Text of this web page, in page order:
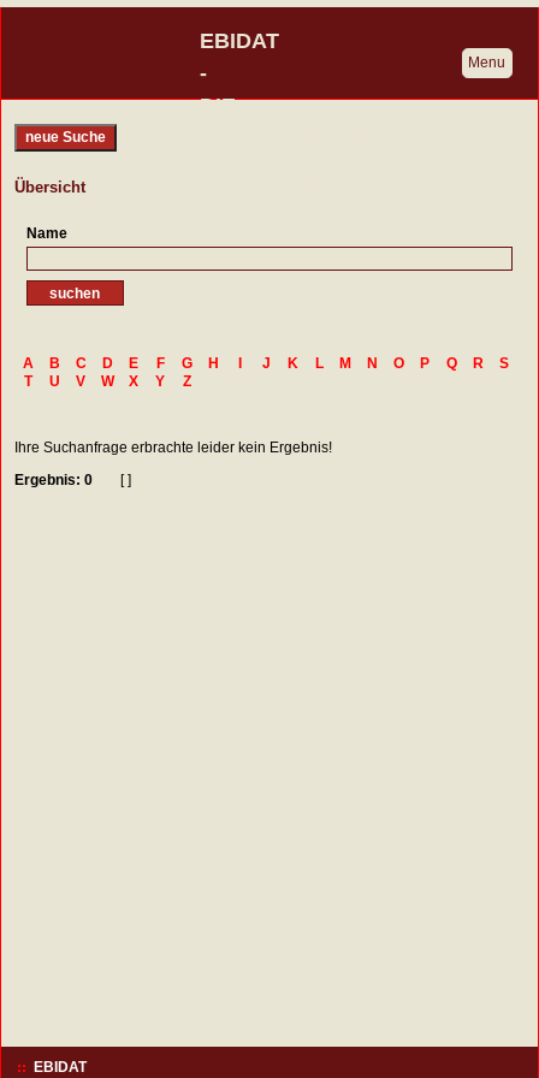
EBIDAT
-
DIE
Burgenvereinigung
Menu
neue Suche
Übersicht
Name
A B C D E F G H J K L M N O P Q R
S
T
U V W X Y Z
Ihre Suchanfrage erbrachte leider kein Ergebnis!
Ergebnis: 0
[ ]
EBIDAT